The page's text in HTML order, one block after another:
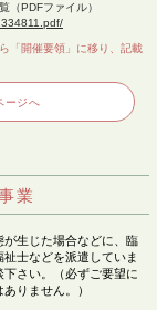
（PDFファイル）
「開催要領」に移り、記載
ージへ
業
が生じた場合などに、臨
士などを派遣していま
下さい。（必ずご要望に
りません。）